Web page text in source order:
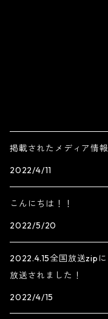
掲載されたメディア情報
2022/4/11
こんにちは！！
2022/5/20
2022.4.15全国放送zip
放送されました！
2022/4/15